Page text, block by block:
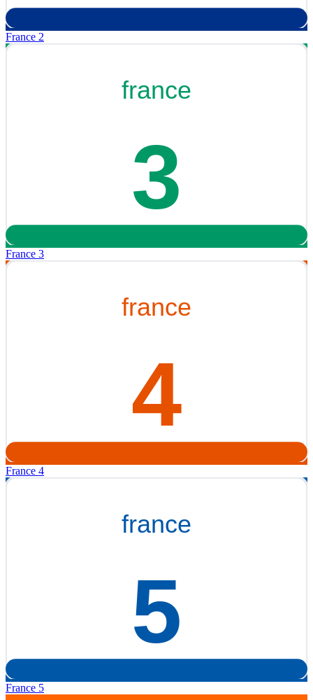
France 2
France 3
France 4
France 5